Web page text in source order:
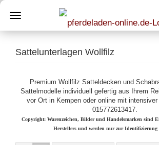
Sattelunterlagen Wollfilz
Premium Wollfilz Satteldecken und
Sattelmodelle individuell gefertig aus Ihrem
vor Ort in Kempen oder online mit
015772613417.
Copyright: Warenzeichen, Bilder und Handelsmarken sind
Herstellers und werden nur zur Identifizierung